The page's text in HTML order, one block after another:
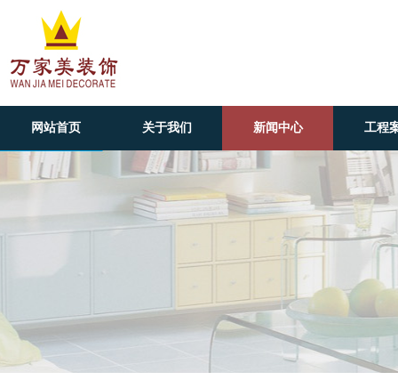
网站首页 关于我们 新闻中心 工程